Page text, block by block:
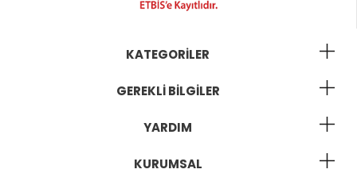
KATEGORILER
GEREKLI BILGILER
YARDIM
KURUMSAL